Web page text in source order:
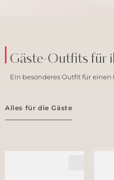
Gäste-Outfits für
Ein besonderes Outfit für einen
Alles für die Gäste